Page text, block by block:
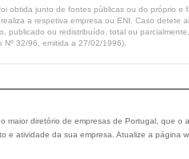
obtida junto de fontes públicas ou do próprio e
a respetiva empresa ou ENI. Caso detete
ou redistribuído, total ou
32/96, emitida a 27/02/1996).
maior diretório de empresas de Portugal, que
e atividade da sua empresa. Atualize a página